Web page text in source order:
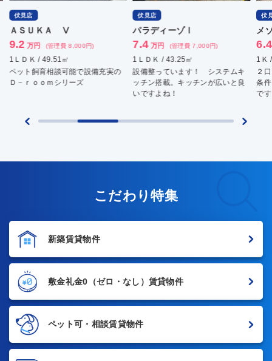
伏見店
パラディーゾⅠ
7.4 万円 (管理費 7,000円)
1ＬＤＫ / 43.25㎡
設備整っています！ システムキ
ッチン搭載。キッチンが広いと良
伏見店
メゾン・サクセス
6.4 万円 (管理費 5,000円)
1Ｋ / 26.96㎡
２口コンロ！ネット無料！ 立地
条件リョウコーです！ホント便利
ですよ！インターネット無料！
伏
深
1Ｄ
京
に
す♪
こだわり特集
新築賃貸物件
敷金礼金0 （ゼロ・なし）賃貸物件
ペット可・相談賃貸物件